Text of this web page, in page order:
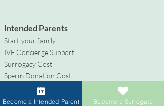
Intended Parents
Start your family
IVF Concierge Support
Surrogacy Cost
Sperm Donation Cost
Egg Donation Cost
Surrogacy for Gay Couples
Become a Intended Parent Become a Surrogate